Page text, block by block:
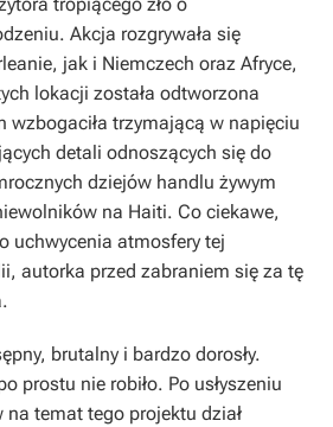
Akcja rozgrywała się
jak i Niemczech oraz Afryce,
lokacji została odtworzona
wzbogaciła trzymającą w napięciu
detali odnoszących się do
dziejów handlu żywym
na Haiti. Co ciekawe,
uchwycenia atmosfery tej
autorka przed zabraniem się za tę
brutalny i bardzo dorosły.
prostu nie robiło. Po usłyszeniu
temat tego projektu dział